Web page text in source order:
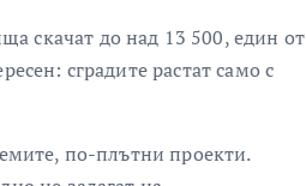
скачат до над 13 500, един от
сградите растат само с
по-плътни проекти.